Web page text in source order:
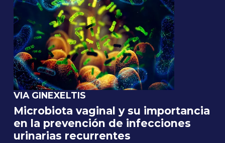
VIA GINEXELTIS
Microbiota vaginal y su importancia
en la prevención de infecciones
urinarias recurrentes